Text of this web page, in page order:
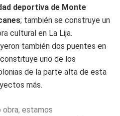
deportiva de Monte
; también se construye un
cultural en La Lija.
también dos puentes en
uno de los
de la parte alta de esta
más.
obra, estamos